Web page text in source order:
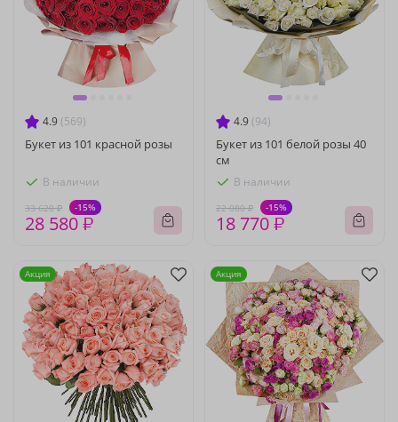
4.9 (569)
Букет из 101 красной розы
В наличии
33 620 ₽ -15%
28 580 ₽
4.9 (94)
Букет из 101 белой розы 40
см
В наличии
22 080 ₽ -15%
18 770 ₽
Акция Акция